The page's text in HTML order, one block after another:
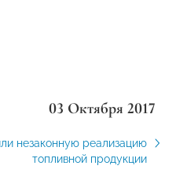
03 Октября 2017
незаконную реализацию
топливной продукции